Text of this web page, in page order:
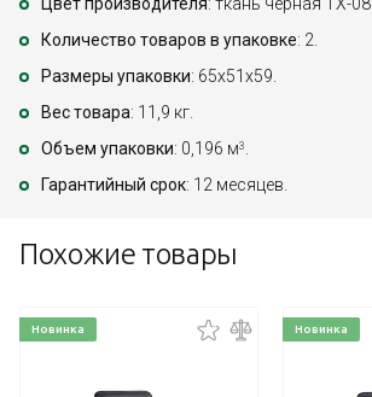
Количество товаров в упаковке: 2.
Размеры упаковки: 65х51х59.
Вес товара: 11,9 кг.
Объем упаковки: 0,196 м3
Гарантийный срок: 12 месяцев.
Похожие товары
Новинка Новинка